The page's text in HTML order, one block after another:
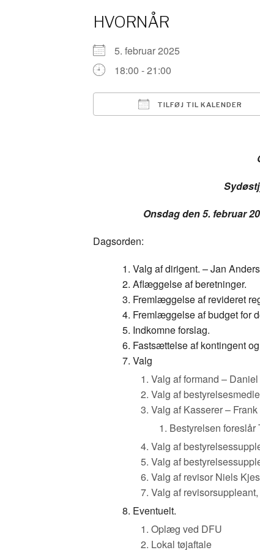
HVORNÅR
5. februar 2025
18:00 - 21:00
TILFØJ TIL KALENDER
Onsdag den 5. februar
Dagsorden:
Valg af dirigent. – Jan
Aflæggelse af beretninger.
Fremlæggelse af revideret
Fremlæggelse af budget for
Indkomne forslag.
Fastsættelse af kontingent
Valg
Valg af formand –
Valg af
Valg af Kasserer –
Bestyrelsen
Valg af
Valg af
Valg af revisor Niels
Valg af
Eventuelt.
Oplæg ved DFU
Lokal tøjaftale